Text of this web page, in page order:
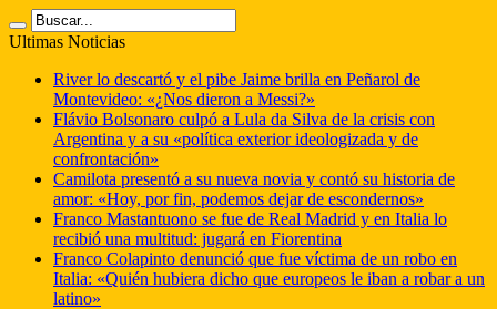
Ultimas Noticias
River lo descartó y el pibe Jaime brilla en Peñarol de
Montevideo: «¿Nos dieron a Messi?»
Flávio Bolsonaro culpó a Lula da Silva de la crisis con
Argentina y a su «política exterior ideologizada y de
confrontación»
Camilota presentó a su nueva novia y contó su historia de
amor: «Hoy, por fin, podemos dejar de escondernos»
Franco Mastantuono se fue de Real Madrid y en Italia lo
recibió una multitud: jugará en Fiorentina
Franco Colapinto denunció que fue víctima de un robo en
Italia: «Quién hubiera dicho que europeos le iban a robar a un
latino»